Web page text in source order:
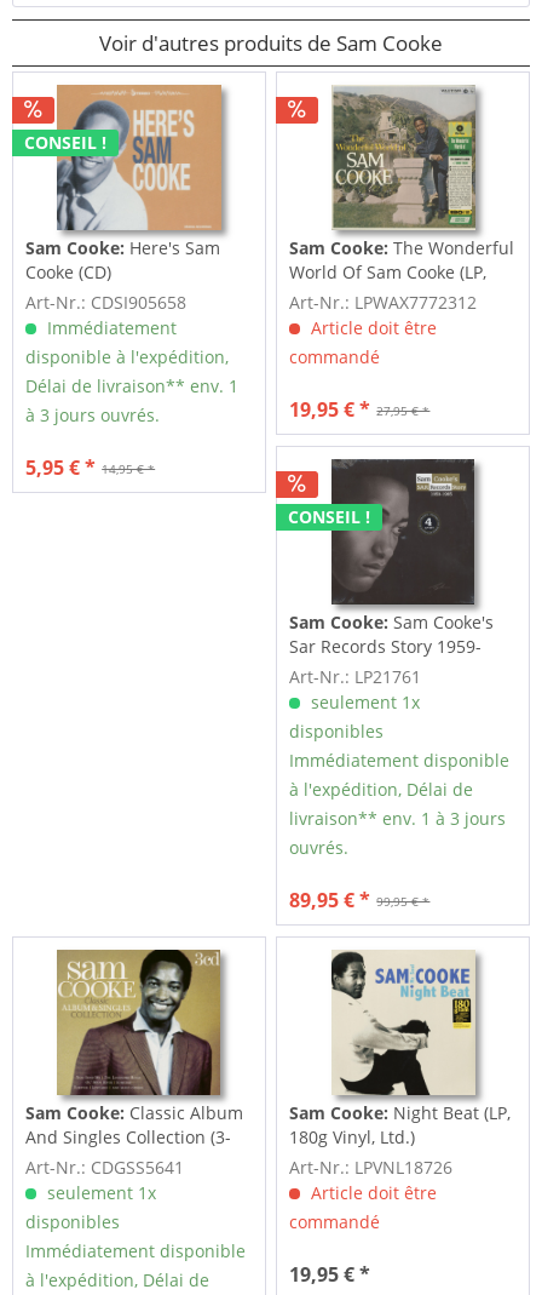
Voir d'autres produits de Sam Cooke
CONSEIL !
Sam Cooke: Here's Sam
Cooke (CD)
Art-Nr.: CDSI905658
Immédiatement
disponible à l'expédition,
Délai de livraison** env. 1
à 3 jours ouvrés.
14,95 € *
5,95 € *
Sam Cooke:The Wonderful
World Of Sam Cooke (LP,
180g...
Art-Nr.: LPWAX7772312
Article doit être
commandé
27,95 € *
19,95 € *
CONSEIL !
Sam Cooke:Sam Cooke's
Sar Records Story 1959-
1965 (4-LP Set)
Art-Nr.: LP21761
seulement 1x
disponibles
Immédiatement disponible
à l'expédition, Délai de
livraison** env. 1 à 3 jours
ouvrés.
99,95 € *
89,95 € *
Sam Cooke: Classic Album
And Singles Collection (3-
CD)
Art-Nr.: CDGSS5641
seulement 1x
disponibles
Immédiatement disponible
à l'expédition, Délai de
Sam Cooke: Night Beat (LP,
180g Vinyl, Ltd.)
Art-Nr.: LPVNL18726
Article doit être
commandé
19,95 € *